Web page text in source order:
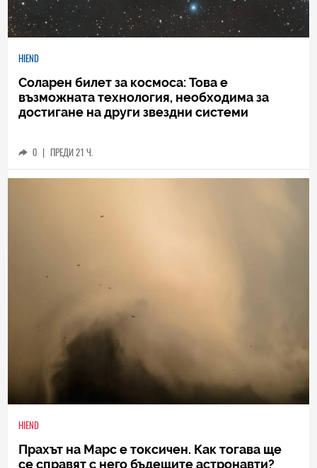
HIEND
Соларен билет за космоса: Това е
възможната технология, необходима за
достигане на други звездни системи
0 | ПРЕДИ 21 Ч.
HIEND
Прахът на Марс е токсичен. Как тогава ще
се справят с него бъдещите астронавти?